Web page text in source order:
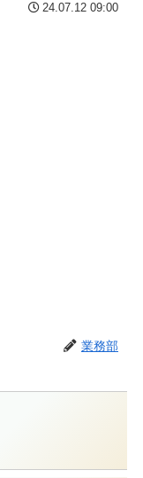
24.07.12 09:00
業務部